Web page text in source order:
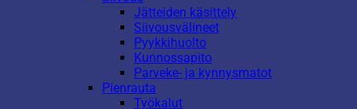
Jätteiden käsittely
Siivousvälineet
Pyykkihuolto
Kunnossapito
Parveke- ja kynnysmatot
Pienrauta
Työkalut